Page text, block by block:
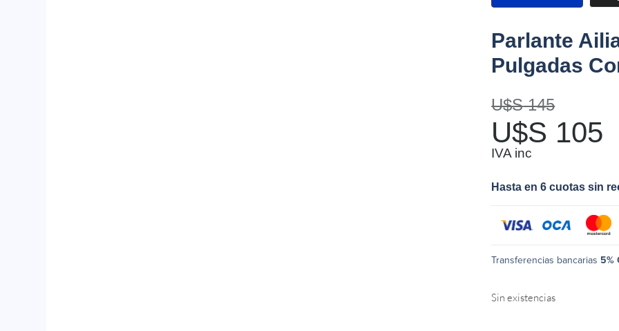
Parlante
Pulgadas
U$S145
U$S 105
IVA inc
Hasta en 6 cuotas sin
Transferencias bancarias 5%
Sin existencias